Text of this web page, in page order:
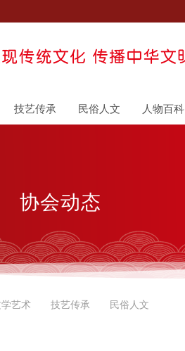
技艺传承 民俗人文 人物百科
协会动态
艺术 技艺传承 民俗人文